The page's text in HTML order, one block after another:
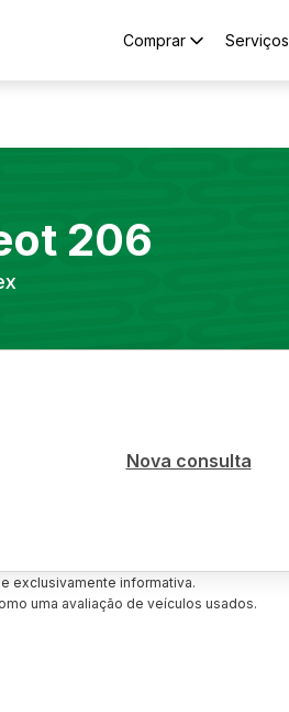
Comprar Serviços
206
Nova consulta
exclusivamente informativa.
uma avaliação de veículos usados.